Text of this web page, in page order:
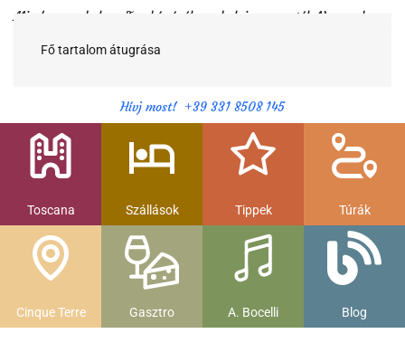
Fő tartalom átugrása
Minden egy helyen Toszkánáról egy helyi magyartól. Nemcsak a
és gasztronomia....
Hívj most! +39 331 8508 145
Toscana Szállások Tippek Túrák
Cinque Terre Gasztro A. Bocelli Blog